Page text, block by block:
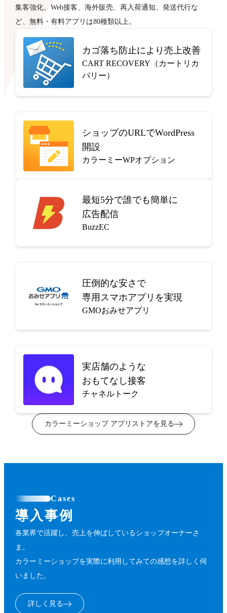
集客強化、Web接客、海外販売、再入荷通知、発送代行な
ど、無料・有料アプリは80種類以上。
カゴ落ち防止により売上改善
CART RECOVERY（カートリカ
バリー）
ショップのURLでWordPress
開設
カラーミーWPオプション
最短5分で誰でも簡単に
広告配信
BuzzEC
圧倒的な安さで
専用スマホアプリを実現
GMOおみせアプリ
実店舗のような
おもてなし接客
チャネルトーク
カラーミーショップ アプリストアを見る
Cases
導入事例
各業界で活躍し、売上を伸ばしているショップオーナーさ
ま。
カラーミーショップを実際に利用してみての感想を詳しく伺
いました。
詳しく見る